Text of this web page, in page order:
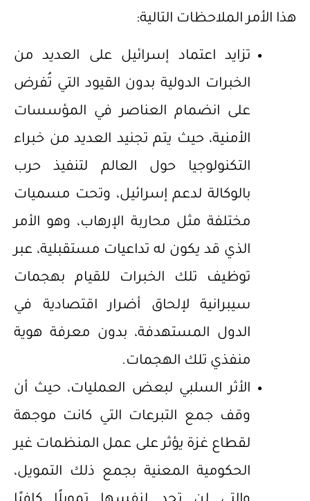
هذا الأمر الملاحظات التالية:
تزايد اعتماد إسرائيل على العديد من
الخبرات الدولية بدون القيود التي تُفرض
على انضمام العناصر في المؤسسات
الأمنية، حيث يتم تجنيد العديد من خبراء
التكنولوجيا حول العالم لتنفيذ حرب
بالوكالة لدعم إسرائيل، وتحت مسميات
مختلفة مثل محاربة الإرهاب، وهو الأمر
الذي قد يكون له تداعيات مستقبلية، عبر
توظيف تلك الخبرات للقيام بهجمات
سيبرانية لإلحاق أضرار اقتصادية في
الدول المستهدفة، بدون معرفة هوية
منفذي تلك الهجمات.
الأثر السلبي لبعض العمليات، حيث أن
وقف جمع التبرعات التي كانت موجهة
لقطاع غزة يؤثر على عمل المنظمات غير
الحكومية المعنية بجمع ذلك التمويل،